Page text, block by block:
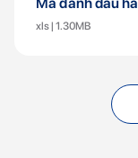
xls | 1.30MB